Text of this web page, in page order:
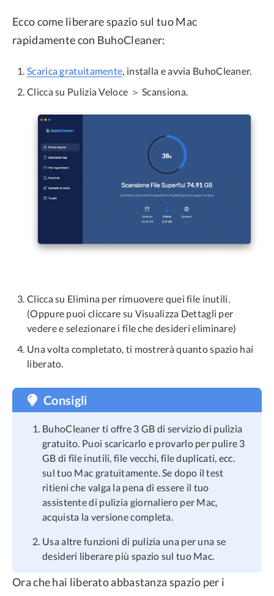
Ecco come liberare spazio sul tuo Mac
rapidamente con BuhoCleaner:
Scarica gratuitamente, installa e avvia BuhoCleaner.
Clicca su Pulizia Veloce ＞ Scansiona.
Clicca su Elimina per rimuovere quei file inutili.
(Oppure puoi cliccare su Visualizza Dettagli per
vedere e selezionare i file che desideri eliminare)
Una volta completato, ti mostrerà quanto spazio hai
liberato.
Consigli
BuhoCleaner ti offre 3 GB di servizio di pulizia
gratuito. Puoi scaricarlo e provarlo per pulire 3
GB di file inutili, file vecchi, file duplicati, ecc.
sul tuo Mac gratuitamente. Se dopo il test
ritieni che valga la pena di essere il tuo
assistente di pulizia giornaliero per Mac,
acquista la versione completa.
Usa altre funzioni di pulizia una per una se
desideri liberare più spazio sul tuo Mac.
Ora che hai liberato abbastanza spazio per i